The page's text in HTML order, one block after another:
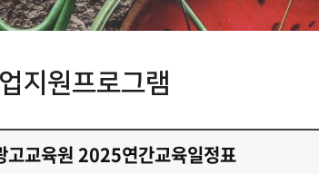
지원프로그램
고교육원 2025연간교육일정표